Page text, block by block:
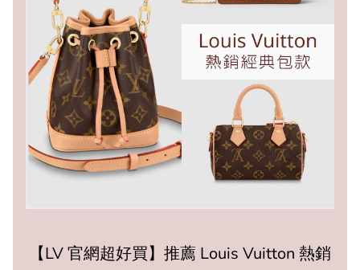
【LV 官網超好買】推薦 Louis Vuitton 熱銷